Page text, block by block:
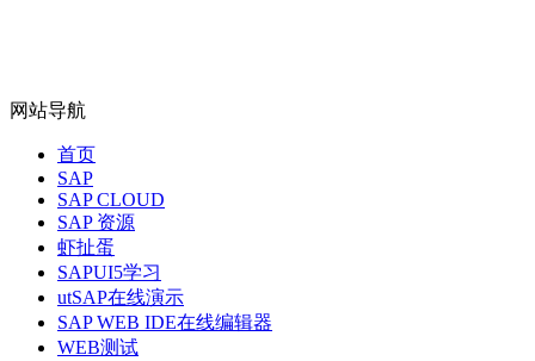
网站导航
首页
SAP
SAP CLOUD
SAP 资源
虾扯蛋
SAPUI5学习
utSAP在线演示
SAP WEB IDE在线编辑器
WEB测试